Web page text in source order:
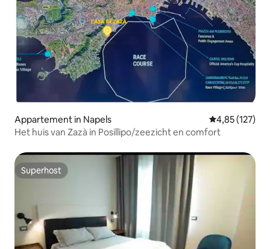
Appartement in Napels Gemiddelde
4,85 (127)
Het huis van Zazà in Posillipo/zeezicht en comfort
Superhost
Superhost